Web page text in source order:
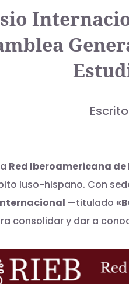
Red Iberoamericana de
luso-hispano. Con
—titulado
consolidar y dar a